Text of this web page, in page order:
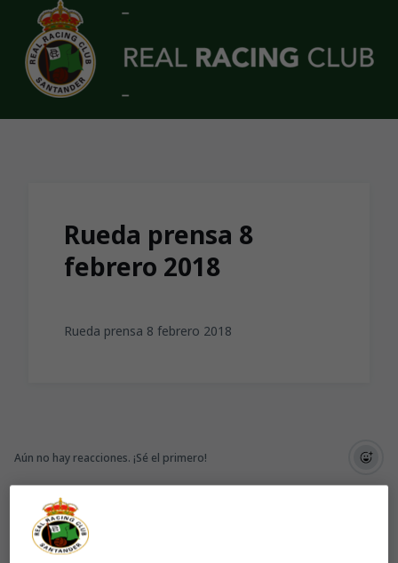
Skip to main content
Rueda prensa 8
febrero 2018
Rueda prensa 8 febrero 2018
Aún no hay reacciones. ¡Sé el primero!